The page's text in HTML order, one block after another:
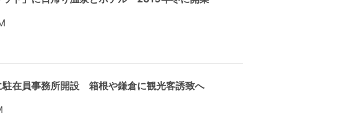
駐在員事務所開設 箱根や鎌倉に観光客誘致へ